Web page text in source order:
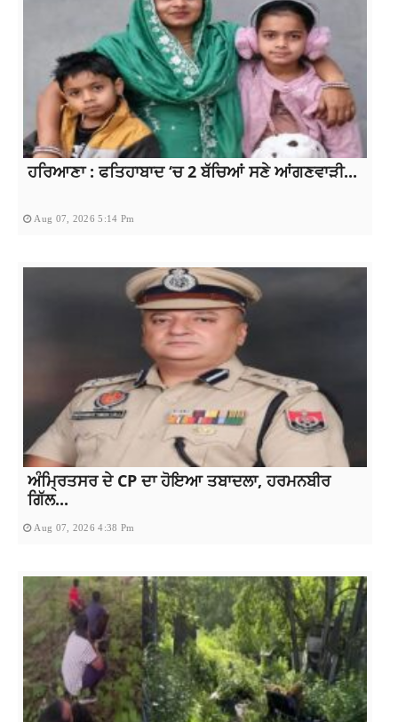
ਹਰਿਆਣਾ : ਫਤਿਹਾਬਾਦ ‘ਚ 2 ਬੱਚਿਆਂ ਸਣੇ ਆਂਗਣਵਾੜੀ...
Aug 07, 2026 5:14 Pm
ਅੰਮ੍ਰਿਤਸਰ ਦੇ CP ਦਾ ਹੋਇਆ ਤਬਾਦਲਾ, ਹਰਮਨਬੀਰ
ਗਿੱਲ...
Aug 07, 2026 4:38 Pm